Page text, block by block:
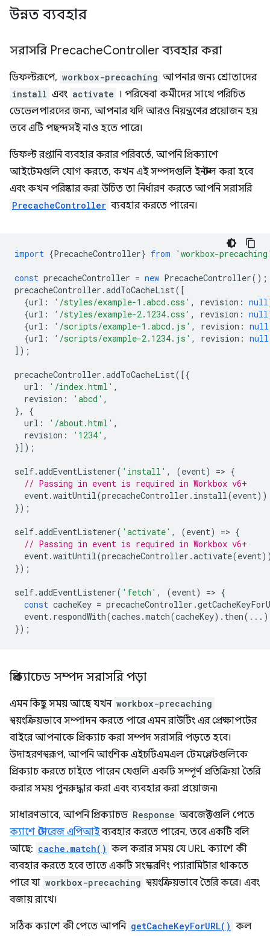
উন্নত ব্যবহার
সরাসরি PrecacheController ব্যবহার করা
ডিফল্টরূপে, workbox-precaching আপনার জন্য শ্রোতাদের
install এবং activate । পরিষেবা কর্মীদের সাথে পরিচিত
ডেভেলপারদের জন্য, আপনার যদি আরও নিয়ন্ত্রণের প্রয়োজন হয়
তবে এটি পছন্দসই নাও হতে পারে।
ডিফল্ট রপ্তানি ব্যবহার করার পরিবর্তে, আপনি প্রিক্যাশে
আইটেমগুলি যোগ করতে, কখন এই সম্পদগুলি ইনস্টল করা হবে
এবং কখন পরিষ্কার করা উচিত তা নির্ধারণ করতে আপনি সরাসরি
PrecacheController ব্যবহার করতে পারেন।
import {PrecacheController} from 'workbox-
const precacheController = new PrecacheController();
precacheController .addToCacheList([
{url : '/styles/example-1.abcd.css' , revision : null
{url : '/styles/example-2.1234.css' , revision : null
{url : '/scripts/example-1.abcd.js' , revision : null
{url : '/scripts/example-2.1234.js' , revision : null
]);
precacheController .addToCacheList([{
url : '/index.html' ,
revision : 'abcd' ,
},
{
url : '/about.html' ,
revision : '1234' ,
}]);
self.addEventListener( 'install' , (event) => {
// Passing in event is required in Workbox v6+
event.waitUntil(precacheController . install(event
});
self.addEventListener( 'activate' , (event) => {
// Passing in event is required in Workbox v6+
event.waitUntil(precacheController .activate(event
});
self.addEventListener( 'fetch' , (event) => {
const cacheKey = precacheController .
event. respondWith(caches .match(cacheKey). then
});
প্রিক্যাচেড সম্পদ সরাসরি পড়া
এমন কিছু সময় আছে যখন workbox-precaching
স্বয়ংক্রিয়ভাবে সম্পাদন করতে পারে এমন রাউটিং এর প্রেক্ষাপটের
বাইরে আপনাকে প্রিক্যাচ করা সম্পদ সরাসরি পড়তে হবে।
উদাহরণস্বরূপ, আপনি আংশিক এইচটিএমএল টেমপ্লেটগুলিকে
প্রিক্যাচ করতে চাইতে পারেন যেগুলি একটি সম্পূর্ণ প্রতিক্রিয়া তৈরি
করার সময় পুনরুদ্ধার করা এবং ব্যবহার করা প্রয়োজন৷
সাধারণভাবে, আপনি প্রিক্যাচড Response অবজেক্টগুলি পেতে
ক্যাশে স্টোরেজ এপিআইব্যবহার করতে পারেন, তবে একটি বলি
আছে: cache.match() কল করার সময় যে URL ক্যাশে কী
ব্যবহার করতে হবে তাতে একটি সংস্করণিং প্যারামিটার থাকতে
পারে যা workbox-precaching স্বয়ংক্রিয়ভাবে তৈরি করে। এবং
বজায় রাখে।
সঠিক ক্যাশে কী পেতে আপনি getCacheKeyForURL() কল